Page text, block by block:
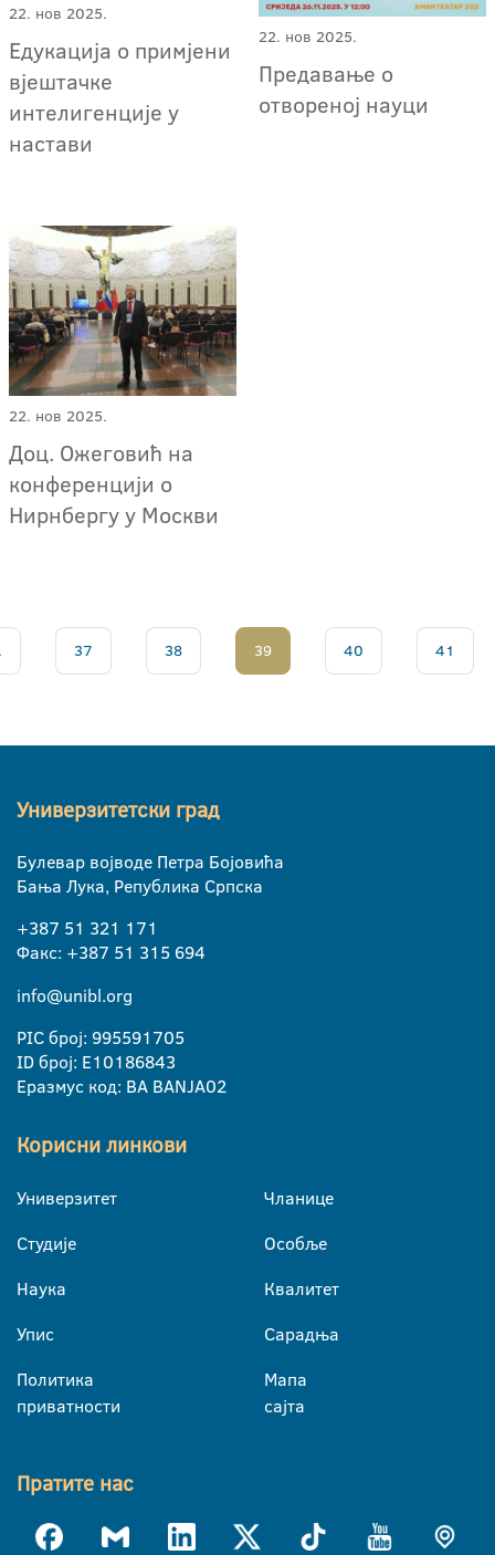
22. нов 2025.
Едукација о примјени
вјештачке
интелигенције у
настави
22. нов 2025.
Предавање о
отвореној науци
22. нов 2025.
Доц. Ожеговић на
конференцији о
Нирнбергу у Москви
37 38 39 40 41
Универзитетски град
Булевар војводе Петра Бојовића
Бања Лука, Република Српска
+387 51 321 171
Факс: +387 51 315 694
info@unibl.org
PIC број: 995591705
ID број: E10186843
Еразмус код: BA BANJA02
Корисни линкови
Универзитет
Студије
Наука
Упис
Политика
приватности
Чланице
Особље
Квалитет
Сарадња
Мапа
сајта
Пратите нас